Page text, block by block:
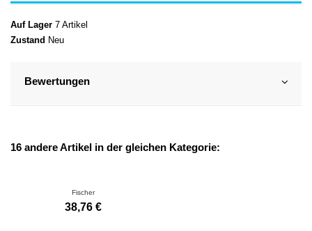
Auf Lager 7 Artikel
Zustand Neu
Bewertungen
16 andere Artikel in der gleichen Kategorie:
Fischer
38,76 €